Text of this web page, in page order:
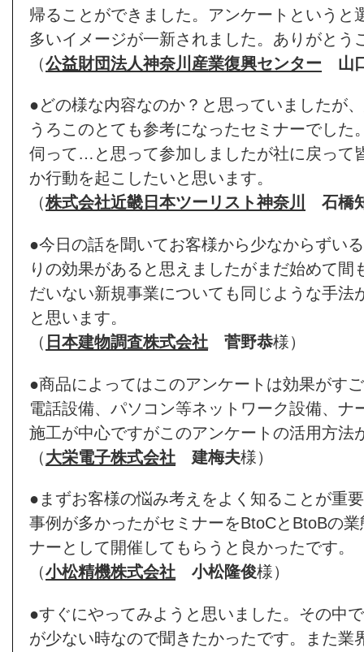
帰ることができました。アンケートというと
多いイメージが一新されました。ありがとう
（公益財団法人神奈川産業復興センター 山
●どの様な内容なのか？と思っていましたが
うろこのとても参考になったセミナーでした
伺って…と思って参加しましたが社に戻って
か行動を起こしたいと思います。
（株式会社近畿日本ツーリスト神奈川 石橋
●今日の話を聞いてお客様から少なからずい
りの効果があると思えましたがまだ始めて間
だいない新規事業についても同じような手法
と思います。
（ 日本建物調査株式会社 菅野恭様）
●商品によってはこのアンケートは効果がす
電話設備、パソコン等ネットワーク設備、ナ
施工が中心ですがこのアンケートの活用方法
（大栄電子株式会社 建梅夫様）
●まずお客様の悩み考えをよく知ることが重
事例が多かったがセミナーをBtoCとBtoBの
ナーとして開催してもらうと良かったです。
（小松精機株式会社 小松隆俊様）
●すぐにやってみようと思いました。その中
が少ない時なので聞きたかったです。また業